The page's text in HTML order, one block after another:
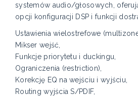
systemów audio/głosowych,
opcji konfiguracji DSP i funkcji
Ustawienia wielostrefowe
Mikser wejść,
Funkcje priorytetu i duckingu,
Ograniczenia (restriction),
Korekcję EQ na wejściu i wyjściu,
Routing wyjścia S/PDIF,